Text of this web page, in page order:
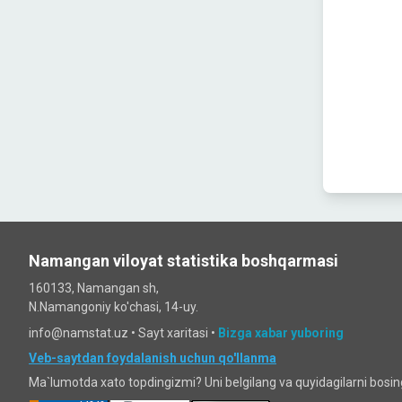
Namangan viloyat statistika boshqarmasi
160133, Namangan sh,
N.Namangoniy ko'chasi, 14-uy.
info@namstat.uz • Sayt xaritasi • Bizga xabar yuboring
Veb-saytdan foydalanish uchun qo'llanma
Ma`lumotda xato topdingizmi? Uni belgilang va quyidagilarni